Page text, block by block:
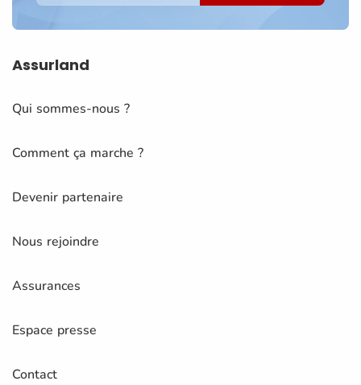
Assurland
Qui sommes-nous ?
Comment ça marche ?
Devenir partenaire
Nous rejoindre
Assurances
Espace presse
Contact